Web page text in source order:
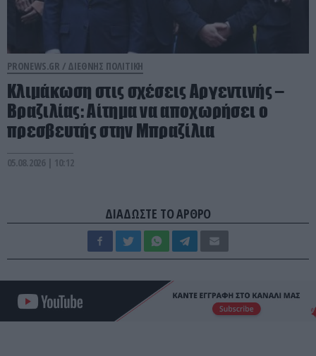
PRONEWS.GR / ΔΙΕΘΝΗΣ ΠΟΛΙΤΙΚΗ
Κλιμάκωση στις σχέσεις Αργεντινής –
Βραζιλίας: Αίτημα να αποχωρήσει ο
πρεσβευτής στην Μπραζίλια
05.08.2026 | 10:12
ΔΙΑΔΩΣΤΕ ΤΟ ΑΡΘΡΟ